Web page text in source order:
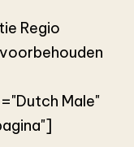
Regio
Male"